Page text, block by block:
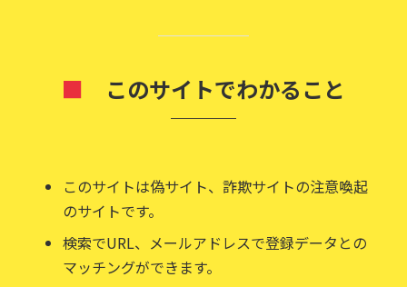
■ このサイトでわかること
このサイトは偽サイト、詐欺サイトの注意喚起
のサイトです。
検索でURL、メールアドレスで登録データとの
マッチングができます。